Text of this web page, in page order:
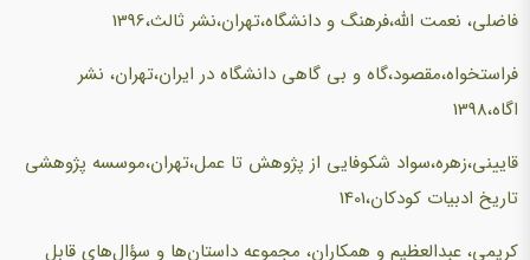
فاضلی، نعمت الله،فرهنگ و دانشگاه،تهران،نشر ثالث،1396
فراستخواه،مقصود،گاه و بی گاهی دانشگاه در ایران،تهران، نشر
اگاه،1398
قایینی،زهره،سواد شکوفایی از پژوهش تا عمل،تهران،موسسه پژوهشی
تاریخ ادبیات کودکان،1401
کریمی، عبدالعظیم و همکاران، مجموعه داستان‌ها و سؤال‌های قابل